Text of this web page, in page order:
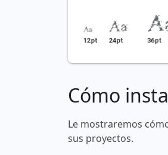
Cómo
Le mostraremos
sus proyectos.